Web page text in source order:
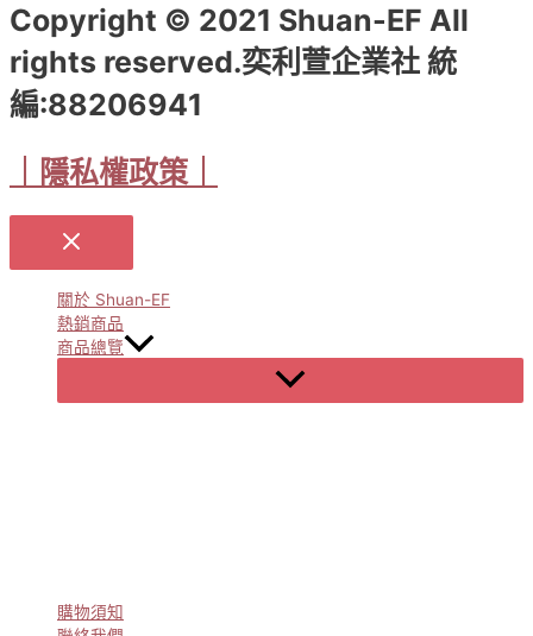
Copyright © 2021 Shuan-EF All
rights reserved.奕利萱企業社 統
編:88206941
｜隱私權政策｜
關於 Shuan-EF
熱銷商品
商品總覽
Menu
Toggle
購物須知